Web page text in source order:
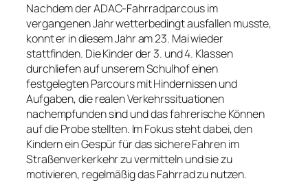
Nachdem der ADAC-Fahrradparcous im
vergangenen Jahr wetterbedingt ausfallen musste,
konnt er in diesem Jahr am 23. Mai wieder
stattfinden. Die Kinder der 3. und 4. Klassen
durchliefen auf unserem Schulhof einen
festgelegten Parcours mit Hindernissen und
Aufgaben, die realen Verkehrssituationen
nachempfunden sind und das fahrerische Können
auf die Probe stellten. Im Fokus steht dabei, den
Kindern ein Gespür für das sichere Fahren im
Straßenverkerkehr zu vermitteln und sie zu
motivieren, regelmäßig das Fahrrad zu nutzen.